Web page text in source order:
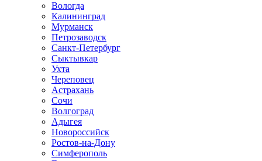
Вологда
Калининград
Мурманск
Петрозаводск
Санкт-Петербург
Сыктывкар
Ухта
Череповец
Астрахань
Сочи
Волгоград
Адыгея
Новороссийск
Ростов-на-Дону
Симферополь